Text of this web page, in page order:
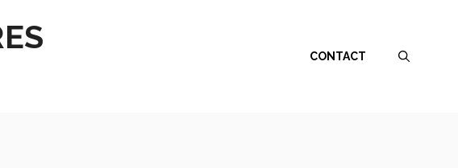
CONTACT